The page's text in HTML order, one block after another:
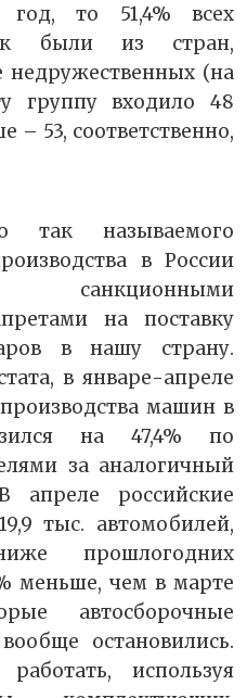
то 51,4% всех
были из стран,
недружественных (на
группу входило 48
– 53, соответственно,
так называемого
в России
санкционными
на поставку
в нашу страну.
в январе-апреле
машин в
на 47,4% по
за аналогичный
апреле российские
тыс. автомобилей,
прошлогодних
меньше, чем в марте
автосборочные
остановились.
используя